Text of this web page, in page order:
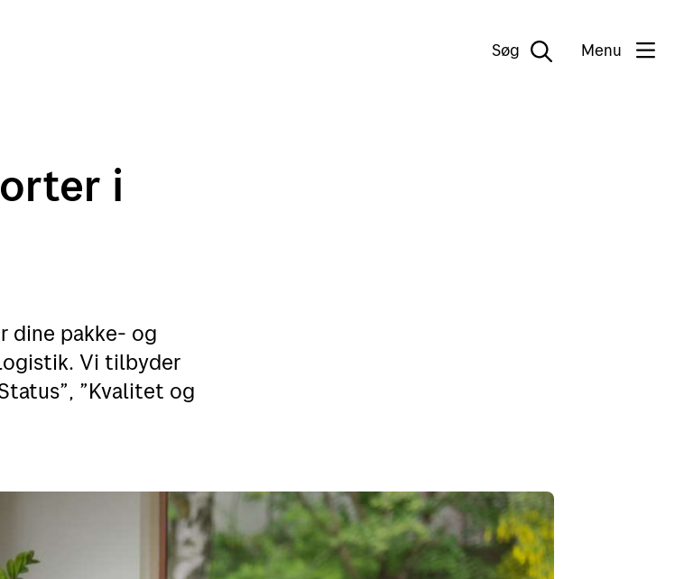
Søg Menu
i
dine pakke- og
Vi tilbyder
”Kvalitet og